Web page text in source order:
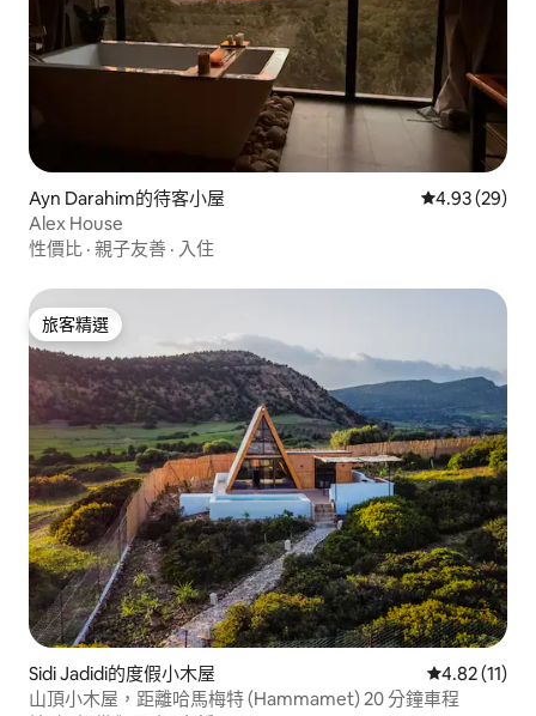
Ayn Darahim的待客小屋 從 29 則評價
4.93 (29)
Alex House
性價比 · 親子友善 · 入住
旅客精選
旅客精選
Sidi Jadidi的度假小木屋 從 11 則評價
4.82 (11)
山頂小木屋，距離哈馬梅特 (Hammamet) 20 分鐘車程